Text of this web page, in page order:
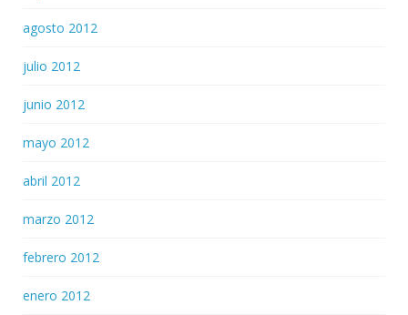
agosto 2012
julio 2012
junio 2012
mayo 2012
abril 2012
marzo 2012
febrero 2012
enero 2012